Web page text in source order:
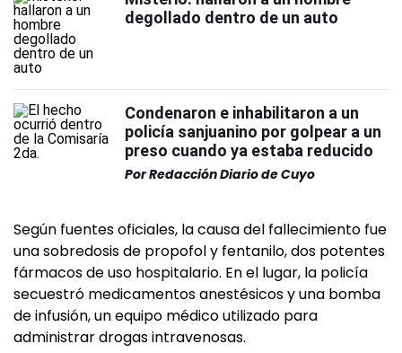
degollado dentro de un auto
Condenaron e inhabilitaron a un
policía sanjuanino por golpear a un
preso cuando ya estaba reducido
PorRedacción Diario de Cuyo
Según fuentes oficiales, la causa del fallecimiento fue
una sobredosis de propofol y fentanilo, dos potentes
fármacos de uso hospitalario. En el lugar, la policía
secuestró medicamentos anestésicos y una bomba
de infusión, un equipo médico utilizado para
administrar drogas intravenosas.